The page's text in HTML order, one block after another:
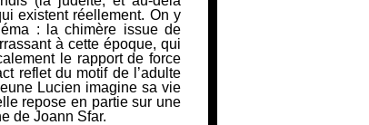
existent réellement. On y
: la chimère issue de
à cette époque, qui
le rapport de force
reflet du motif de l’adulte
Lucien imagine sa vie
repose en partie sur une
de Joann Sfar.